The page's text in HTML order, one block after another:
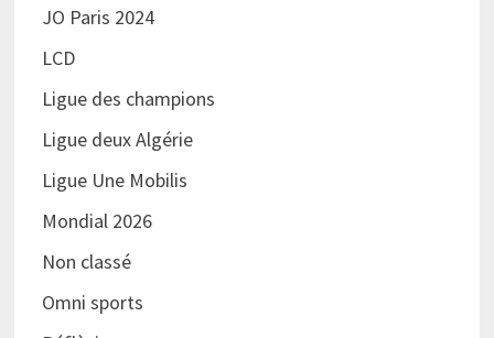
JO Paris 2024
LCD
Ligue des champions
Ligue deux Algérie
Ligue Une Mobilis
Mondial 2026
Non classé
Omni sports